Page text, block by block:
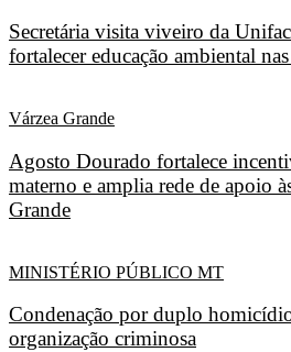
Secretária visita viveiro da
fortalecer educação ambiental
Várzea Grande
Agosto Dourado fortalece
materno e amplia rede de apoio
Grande
MINISTÉRIO PÚBLICO MT
Condenação por duplo
organização criminosa